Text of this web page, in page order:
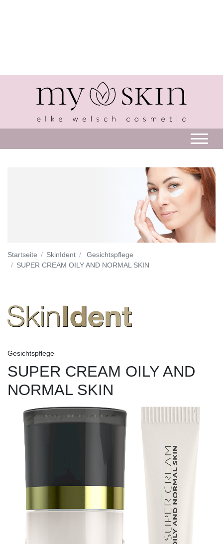
Startseite SkinIdent
Gesichtspflege
SUPER CREAM OILY AND NORMAL SKIN
Gesichtspflege
SUPER CREAM OILY AND
NORMAL SKIN